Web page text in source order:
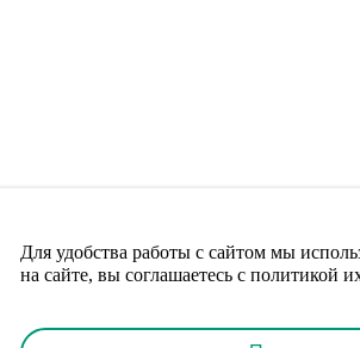
Для удобства работы с сайтом мы
на сайте, вы соглашаетесь с политикой